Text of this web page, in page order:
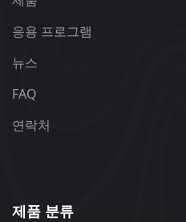
응용 프로그램
뉴스
FAQ
연락처
제품 분류